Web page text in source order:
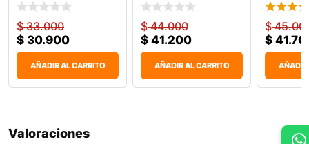
$33.000
$ 30.900
AÑADIR AL CARRITO
$44.000
$ 41.200
AÑADIR AL CARRITO
$
$
AÑADIR
Valoraciones